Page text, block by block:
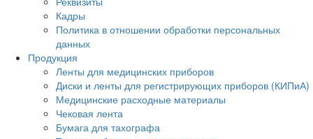
Кадры
Политика в отношении обработки персональных
данных
Продукция
Ленты для медицинских приборов
Диски и ленты для регистрирующих приборов (КИПиА)
Медицинские расходные материалы
Чековая лента
Бумага для тахографа